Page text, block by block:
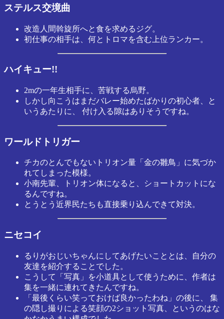
ステルス交境曲
改造人間斡旋所へと食を求めるジグ。
初仕事の相手は、何とトロマを含む上位ランカー。
ハイキュー!!
2mの一年生相手に、苦戦する烏野。
しかし向こうはまだバレー始めたばかりの初心者、と
いうあたりに、 付け入る隙はありそうですね。
ワールドトリガー
チカのとんでもないトリオン量「金の雛鳥」に気づか
れてしまった模様。
小南先輩、トリオン体になると、ショートカットにな
るんですね。
とうとう近界民たちも直接乗り込んできて対決。
ニセコイ
るりがおじいちゃんにしてあげたいこととは、自分の
友達を紹介することでした。
こうして「写真」を小道具として使うために、作者は
集を一緒に連れてきたんですね。
「最後くらい笑っておけば良かったわね」の後に、 集
の隠し撮りによる笑顔の2ショット写真、というのはな